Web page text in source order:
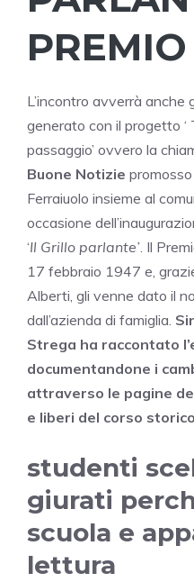
L’incontro avverrà anche
generato con il progetto
passaggio’ ovvero la
Buone Notizie
Ferraiuolo insieme al
occasione
‘Il Grillo parlante’. Il
17 febbraio 1947 e,
Alberti, gli venne dato il
dall’azienda di famiglia.
Strega ha raccontato
documentandone i
attraverso le pagine
e liberi del corso
studenti
giurati
scuola e
lettura